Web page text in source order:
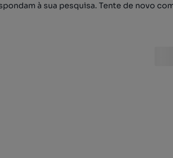
à sua pesquisa. Tente de novo